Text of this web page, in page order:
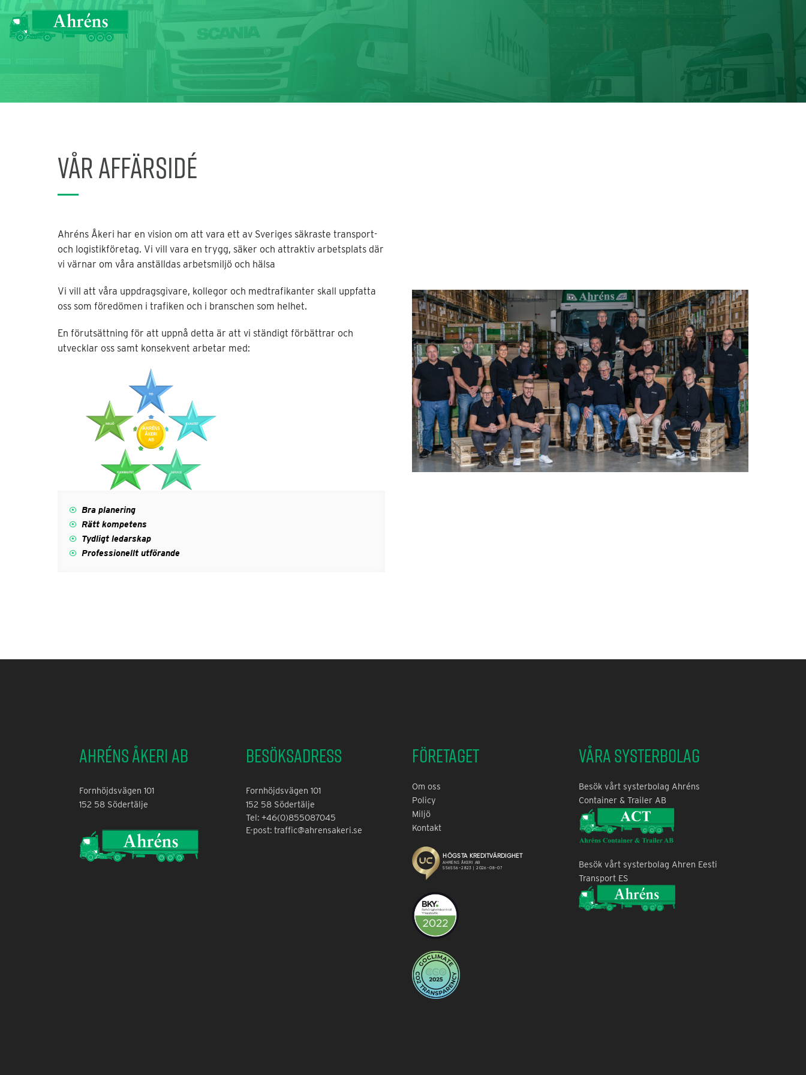
Vår affärsidé
Ahréns Åkeri har en vision om att vara ett av Sveriges säkraste transport-
och logistikföretag. Vi vill vara en trygg, säker och attraktiv arbetsplats där
vi värnar om våra anställdas arbetsmiljö och hälsa
Vi vill att våra uppdragsgivare, kollegor och medtrafikanter skall uppfatta
oss som föredömen i trafiken och i branschen som helhet.
En förutsättning för att uppnå detta är att vi ständigt förbättrar och
utvecklar oss samt konsekvent arbetar med:
Bra planering
Rätt kompetens
Tydligt ledarskap
Professionellt utförande
Ahréns Åkeri AB
Fornhöjdsvägen 101
152 58 Södertälje
Besöksadress
Fornhöjdsvägen 101
152 58 Södertälje
Tel: +46(0)855087045
E-post: traffic@ahrensakeri.se
Företaget
Om oss
Policy
Miljö
Kontakt
Våra systerbolag
Besök vårt systerbolag Ahréns
Container & Trailer AB
Besök vårt systerbolag Ahren Eesti
Transport ES